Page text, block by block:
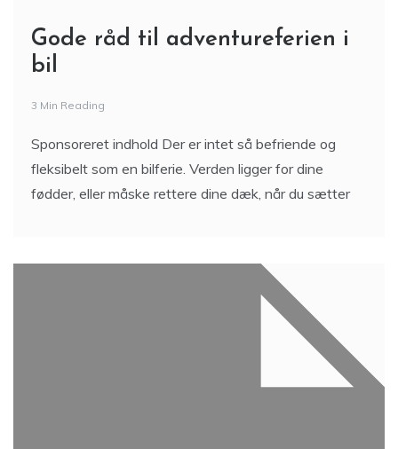
Gode råd til adventureferien i
bil
3 Min Reading
Sponsoreret indhold Der er intet så befriende og
fleksibelt som en bilferie. Verden ligger for dine
fødder, eller måske rettere dine dæk, når du sætter